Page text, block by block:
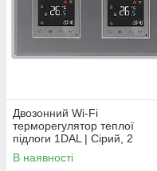
Двозонний Wi-Fi
терморегулятор теплої
підлоги 1DAL | Сірий, 2
підрозетники (P157-
TRX2.WF.GR)
В наявності